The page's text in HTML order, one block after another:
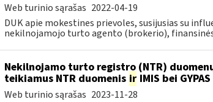
Web turinio sąrašas 2022-04-19
DUK apie mokestines prievoles, susijusias su
nekilnojamojo turto agento (brokerio),
Nekilnojamo turto registro (NTR)
teikiamus NTR duomenis irIMIS bei
Web turinio sąrašas 2023-11-28